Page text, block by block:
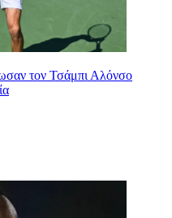
τον Τσάμπι Αλόνσο